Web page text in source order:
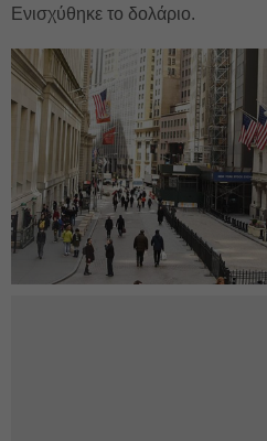
Ενισχύθηκε το δολάριο.